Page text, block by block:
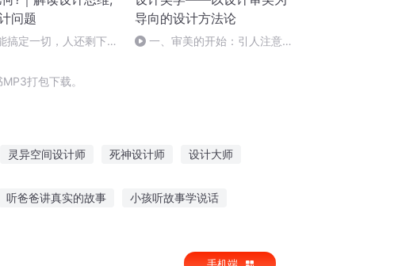
问题
搞定一切，人还剩下什
导向的设计方法论
一、审美的开始：引人注意的
打包下载。
灵异空间设计师 死神设计师 设计大师
听爸爸讲真实的故事 小孩听故事学说话